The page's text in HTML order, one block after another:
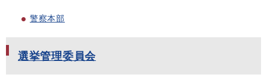
警察本部
選挙管理委員会